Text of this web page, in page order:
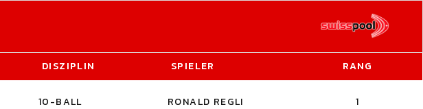
DISZIPLIN SPIELER RANG
10-BALL RONALD REGLI 1